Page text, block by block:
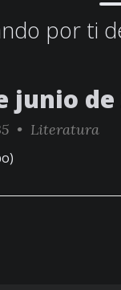
por ti
junio de
• Literatura